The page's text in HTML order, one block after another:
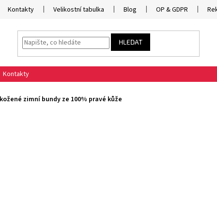
Kontakty Velikostní tabulka Blog OP & GDPR
HLEDAT
Kontakty
zimní bundy ze 100% pravé kůže